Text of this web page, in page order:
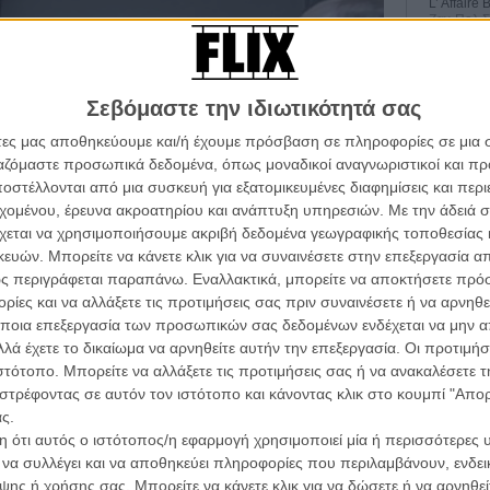
Σεβόμαστε την ιδιωτικότητά σας
μας αποθηκεύουμε και/ή έχουμε πρόσβαση σε πληροφορίες σε
προσωπικά δεδομένα, όπως μοναδικοί αναγνωριστικοί και
από μια συσκευή για εξατομικευμένες διαφημίσεις και
έρευνα ακροατηρίου και ανάπτυξη υπηρεσιών. Με την άδειά
να χρησιμοποιήσουμε ακριβή δεδομένα γεωγραφικής τοποθεσίας
Μπορείτε να κάνετε κλικ για να συναινέσετε στην επεξεργασία
περιγράφεται παραπάνω. Εναλλακτικά, μπορείτε να αποκτήσετε
και να αλλάξετε τις προτιμήσεις σας πριν συναινέσετε ή να
επεξεργασία των προσωπικών σας δεδομένων ενδέχεται να μην
έχετε το δικαίωμα να αρνηθείτε αυτήν την επεξεργασία. Οι
Μπορείτε να αλλάξετε τις προτιμήσεις σας ή να ανακαλέσετε
σε αυτόν τον ιστότοπο και κάνοντας κλικ στο κουμπί
αυτός ο ιστότοπος/η εφαρμογή χρησιμοποιεί μία ή περισσότερες
συλλέγει και να αποθηκεύει πληροφορίες που περιλαμβάνουν,
ή χρήσης σας. Μπορείτε να κάνετε κλικ για να δώσετε ή να
τα χρόνια που νόμιζα ότι απλά ήμουν ένας
λέει ο ίδιος στο ντοκιμαντέρ του το οποίο έκανε
του Κάρλοβι Βάρι πριν ξεκινήσει μια
του κόσμου. Αν κι απ όσο μπορούμε να
δει περισσότερο απ όλα, τουλάχιστον όχι μέσω
L’ Affaire
Ζαν-Πολ
Ο
10
τον
τα βλέπεις όλα σινεμά...
εβδομάδα
τρόπο του flix
του flix, στο inbox σου
ειδήσεις | νέες ταινίες | πρόγραμμα αιθουσών για όλη την Ελλάδα |
| συνεντεύξεις | απόψεις | αφιερώματα | διαγωνισμοί
ΕΓΓΡΑΦΗ